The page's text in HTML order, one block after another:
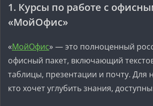
1. Курсы по работе с
«МойОфис»
«МойОфис» — это полноценный
офисный пакет, включающий
таблицы, презентации и почту. Для
кто хочет углубить знания,